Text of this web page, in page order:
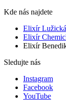
Kde nás najdete
Elixír Lužická
Elixír
Elixír
Sledujte nás
Instagram
Facebook
YouTube